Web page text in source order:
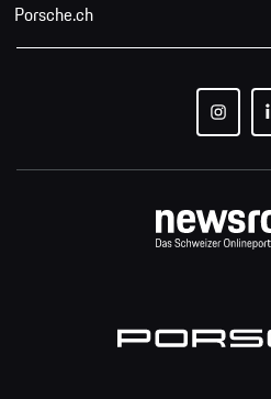
Porsche.ch